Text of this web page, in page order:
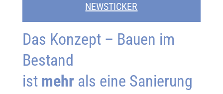
NEWSTICKER
Das Konzept – Bauen im
Bestand
ist mehr als eine Sanierung